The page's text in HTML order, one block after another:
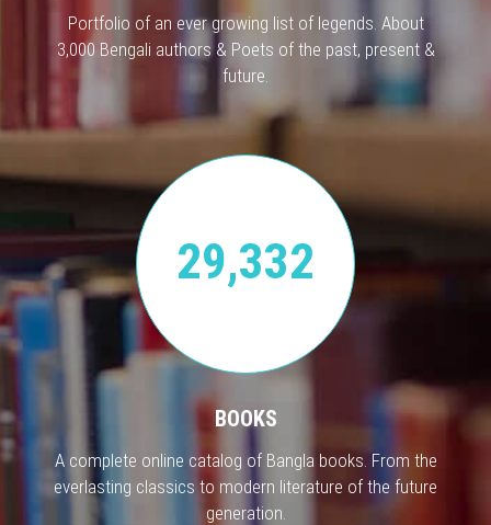
Portfolio of an ever growing list of legends. About
3,000 Bengali authors & Poets of the past, present &
future.
29,332
BOOKS
A complete online catalog of Bangla books. From the
everlasting classics to modern literature of the future
generation.